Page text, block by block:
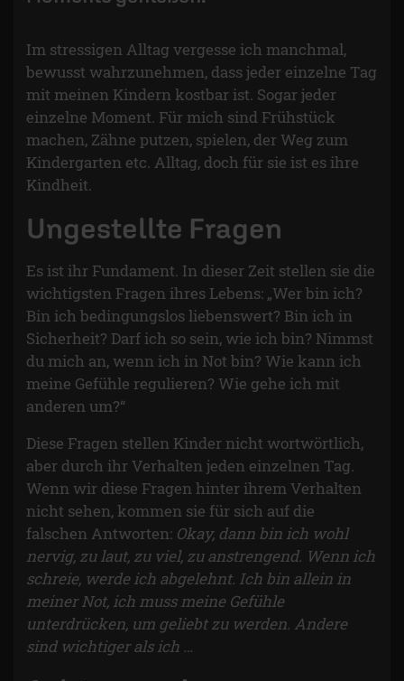
Im stressigen Alltag vergesse ich manchmal,
bewusst wahrzunehmen, dass jeder einzelne Tag
mit meinen Kindern kostbar ist. Sogar jeder
einzelne Moment. Für mich sind Frühstück
machen, Zähne putzen, spielen, der Weg zum
Kindergarten etc. Alltag, doch für sie ist es ihre
Kindheit.
Ungestellte Fragen
Es ist ihr Fundament. In dieser Zeit stellen sie die
wichtigsten Fragen ihres Lebens: „Wer bin ich?
Bin ich bedingungslos liebenswert? Bin ich in
Sicherheit? Darf ich so sein, wie ich bin? Nimmst
du mich an, wenn ich in Not bin? Wie kann ich
meine Gefühle regulieren? Wie gehe ich mit
anderen um?“
Diese Fragen stellen Kinder nicht wortwörtlich,
aber durch ihr Verhalten jeden einzelnen Tag.
Wenn wir diese Fragen hinter ihrem Verhalten
nicht sehen, kommen sie für sich auf die
falschen Antworten: Okay, dann bin ich wohl
nervig, zu laut, zu viel, zu anstrengend. Wenn ich
schreie, werde ich abgelehnt. Ich bin allein in
meiner Not, ich muss meine Gefühle
unterdrücken, um geliebt zu werden. Andere
sind wichtiger als ich …